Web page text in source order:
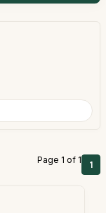
Page 1 of 1 1